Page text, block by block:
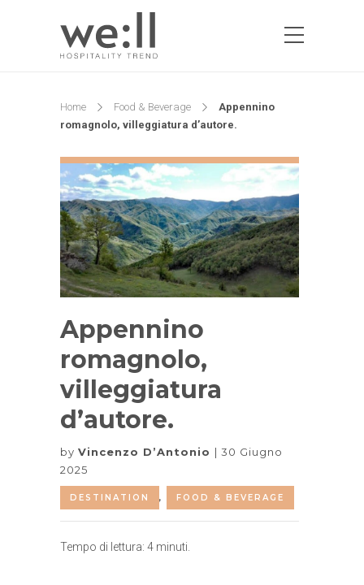
Home Food & Beverage
Appennino
romagnolo, villeggiatura d’autore.
Appennino
romagnolo,
villeggiatura
d’autore.
by Vincenzo D’Antonio
30 Giugno
2025
DESTINATION , FOOD & BEVERAGE
Tempo di lettura: 4 minuti.